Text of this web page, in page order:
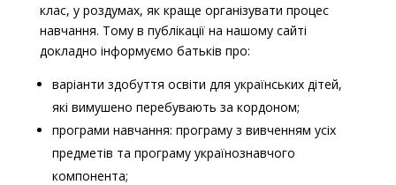
клас, у роздумах, як краще організувати процес
навчання. Тому в публікації на нашому сайті
докладно інформуємо батьків про:
варіанти здобуття освіти для українських дітей,
які вимушено перебувають за кордоном;
програми навчання: програму з вивченням усіх
предметів та програму українознавчого
компонента;